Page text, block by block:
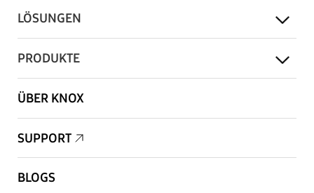
LÖSUNGEN
PRODUKTE
ÜBER KNOX
SUPPORT
BLOGS